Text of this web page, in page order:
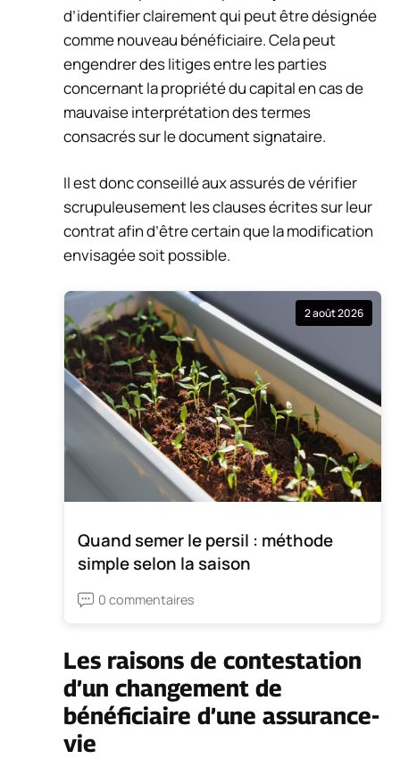
d’identifier clairement qui peut être désignée
comme nouveau bénéficiaire. Cela peut
engendrer des litiges entre les parties
concernant la propriété du capital en cas de
mauvaise interprétation des termes
consacrés sur le document signataire.
Il est donc conseillé aux assurés de vérifier
scrupuleusement les clauses écrites sur leur
contrat afin d’être certain que la modification
envisagée soit possible.
2 août 2026
Quand semer le persil : méthode
simple selon la saison
0 commentaires
Les raisons de contestation
d’un changement de
bénéficiaire d’une assurance-
vie